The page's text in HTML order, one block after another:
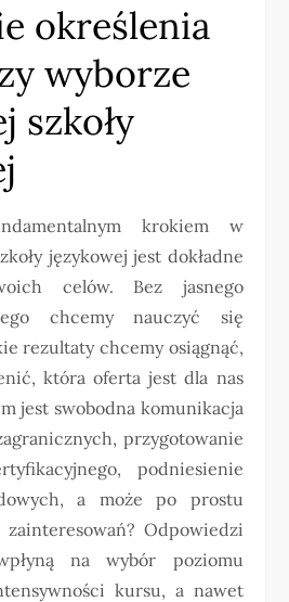
określenia
wyborze
szkoły
krokiem w
językowej jest dokładne
celów. Bez jasnego
chcemy nauczyć się
rezultaty chcemy osiągnąć,
która oferta jest dla nas
jest swobodna komunikacja
przygotowanie
podniesienie
a może po prostu
Odpowiedzi
na wybór poziomu
kursu, a nawet